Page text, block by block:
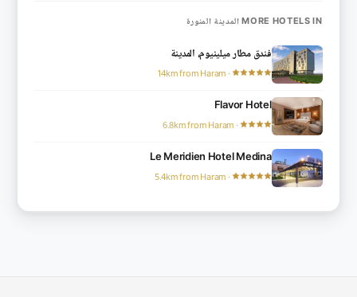
MORE HOTELS IN المدينة المنورة
فندق مطار ميلينيوم، المدينة
· 14km from Haram
Flavor Hotel
· 6.8km from Haram
Le Meridien Hotel Medina
· 5.4km from Haram